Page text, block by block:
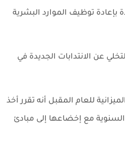
بإعادة توظيف الموارد البشرية
التخلي عن الانتدابات الجديدة في
7 جوان 2017 حول إعداد مشروع الميزانية للعام المقبل أنه تقرر أخذ
السنوية مع إخضاعها إلى مبادئ